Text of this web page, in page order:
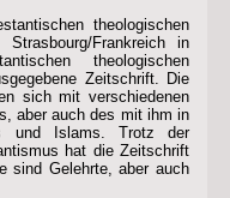
theologischen
Frankreich in
theologischen
Zeitschrift. Die
sich mit verschiedenen
aber auch des mit ihm in
und Islams. Trotz der
hat die Zeitschrift
sind Gelehrte, aber auch